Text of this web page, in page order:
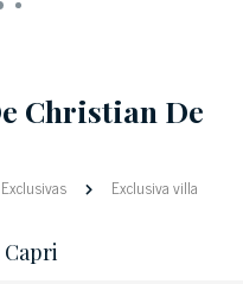
Christian De
Exclusiva villa